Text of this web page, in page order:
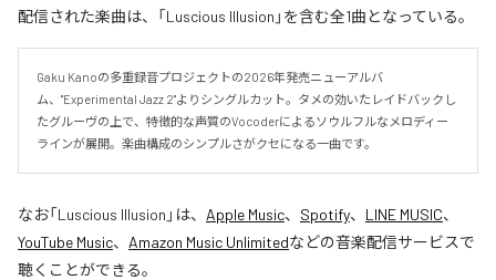
配信された楽曲は、「Luscious Illusion」を含む全1曲となっている。
Gaku Kanoの多重録音プロジェクトの2026年発売ニューアルバ
ム、"Experimental Jazz 2"よりシングルカット。タメの効いたレイドバックし
たグルーヴの上で、特徴的な声質のVocoderによるソウルフルなメロディー
ラインが展開。楽曲構成のシンプルさがクセになる一曲です。
なお「Luscious Illusion 」は、 Apple Music、 Spotify、 LINE MUSIC、
YouTube Music、 Amazon Music Unlimitedなどの音楽配信サービスで
聴くことができる。